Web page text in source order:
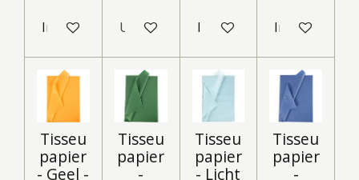
In winkelwagenUitverkocht In winkelwagenIn
Tisseu
papier
- Geel -
Tisseu
papier
-
Tisseu
papier
- Licht
Tisseu
papier
-